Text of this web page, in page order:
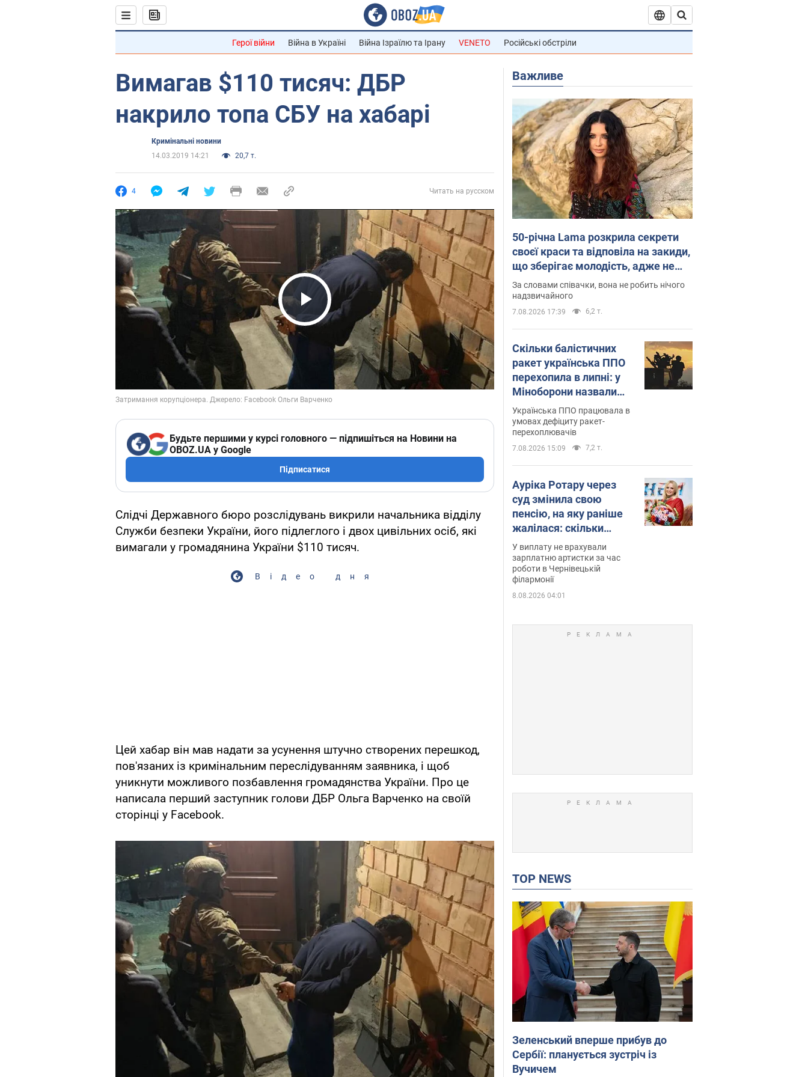
Герої війни Війна в Україні Війна Ізраїлю та Ірану VENETO Російські обстріли
Вимагав $110 тисяч: ДБР
накрило топа СБУ на хабарі
Кримінальні новини
14.03.2019 14:21
20,7 т.
4 Читать на русском
Play Video
Будьте першими у курсі головного — підпишіться на Новини на
OBOZ.UA у Google
Підписатися
Слідчі Державного бюро розслідувань викрили начальника відділу
Служби безпеки України, його підлеглого і двох цивільних осіб, які
вимагали у громадянина України $110 тисяч.
Відео дня
Цей хабар він мав надати за усунення штучно створених перешкод,
пов'язаних із кримінальним переслідуванням заявника, і щоб
уникнути можливого позбавлення громадянства України. Про це
написала перший заступник голови ДБР Ольга Варченко на своїй
сторінці у Facebook.
Важливе
50-річна Lama розкрила секрети
своєї краси та відповіла на закиди,
що зберігає молодість, адже не
має дітей
За словами співачки, вона не робить нічого
надзвичайного
7.08.2026 17:39 6,2 т.
Скільки балістичних
ракет українська ППО
перехопила в липні: у
Міноборони назвали
цифру
Українська ППО працювала в
умовах дефіциту ракет-
перехоплювачів
7.08.2026 15:09 7,2 т.
Ауріка Ротару через
суд змінила свою
пенсію, на яку раніше
жалілася: скільки
отримувала співачка
У виплату не врахували
зарплатню артистки за час
роботи в Чернівецькій
філармонії
8.08.2026 04:01
TOP NEWS
Зеленський вперше прибув до
Сербії: планується зустріч із
Вучичем